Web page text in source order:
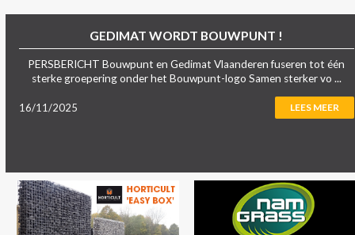
GEDIMAT WORDT BOUWPUNT !
PERSBERICHT Bouwpunt en Gedimat Vlaanderen fuseren tot één
sterke groepering onder het Bouwpunt-logo Samen sterker vo ...
16/11/2025 LEES MEER